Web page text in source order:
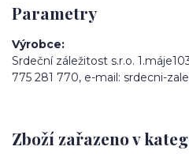
Parametry
Výrobce
Srdeční záležitost s.r.o.
775 281 770, e-mail: srdecni-
Zboží zařazeno v